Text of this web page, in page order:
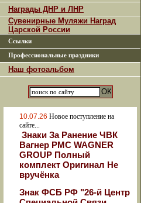
Награды ДНР и ЛНР
Сувенирные Муляжи Наград
Царской России
Ссылки
Профессиональные праздники
Наш фотоальбом
10.07.26 Новое поступление на
сайте...
Знаки За Ранение ЧВК
Вагнер РМС WAGNER
GROUP Полный
комплект Оригинал Не
вручёнка
Знак ФСБ РФ "26-й Центр